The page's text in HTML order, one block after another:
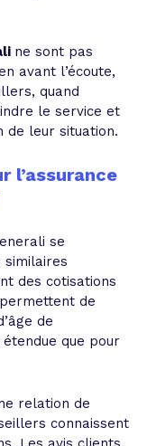
ne sont pas
avant l’écoute,
quand
le service et
de leur situation.
l’assurance
se
des cotisations
de
de
que pour
relation de
connaissent